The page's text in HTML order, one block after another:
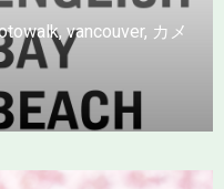
, vancouver, カメ